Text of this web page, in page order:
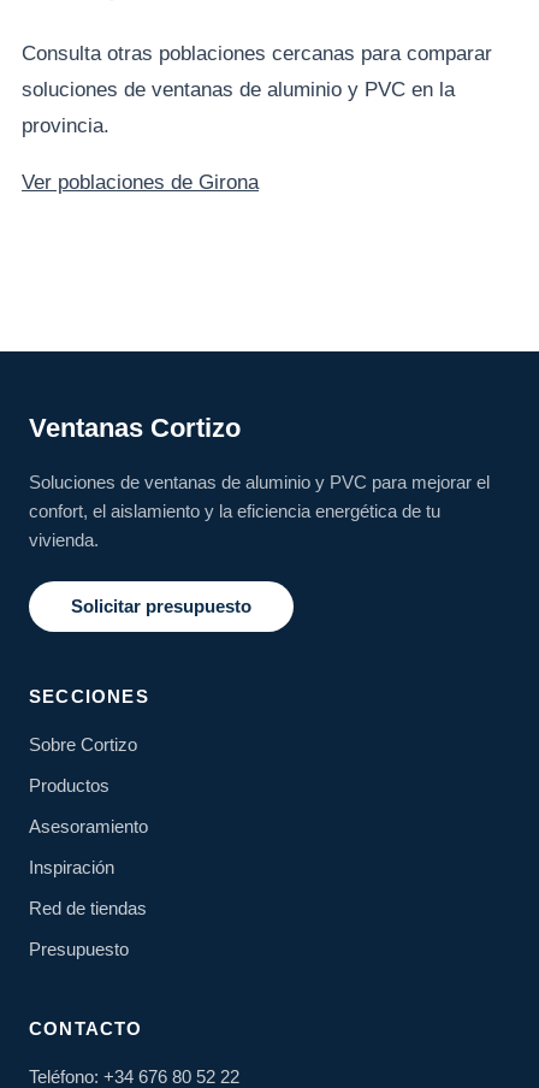
Consulta otras poblaciones cercanas para comparar
soluciones de ventanas de aluminio y PVC en la
provincia.
Ver poblaciones de Girona
Ventanas Cortizo
Soluciones de ventanas de aluminio y PVC para mejorar el
confort, el aislamiento y la eficiencia energética de tu
vivienda.
Solicitar presupuesto
SECCIONES
Sobre Cortizo
Productos
Asesoramiento
Inspiración
Red de tiendas
Presupuesto
CONTACTO
Teléfono: +34 676 80 52 22